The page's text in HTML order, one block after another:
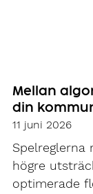
Mellan
din
11 juni 2026
Spelreglerna
högre
optimerade